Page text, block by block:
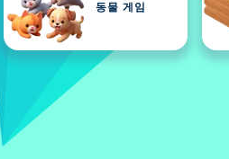
동물 게임